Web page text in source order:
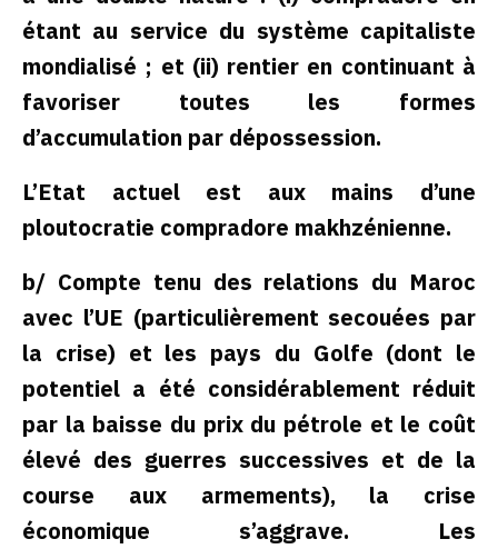
étant au service du système capitaliste
mondialisé ; et (ii) rentier en continuant à
favoriser toutes les formes
d’accumulation par dépossession.
L’Etat actuel est aux mains d’une
ploutocratie compradore makhzénienne.
b/ Compte tenu des relations du Maroc
avec l’UE (particulièrement secouées par
la crise) et les pays du Golfe (dont le
potentiel a été considérablement réduit
par la baisse du prix du pétrole et le coût
élevé des guerres successives et de la
course aux armements), la crise
économique s’aggrave. Les